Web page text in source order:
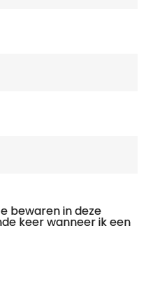
bewaren in deze
keer wanneer ik een